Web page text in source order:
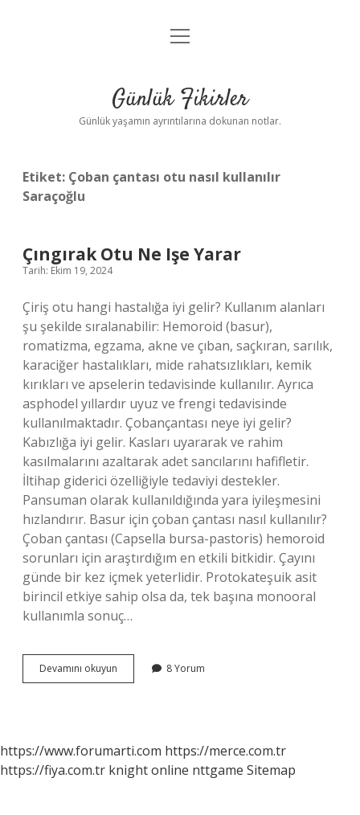
Anasayfa
Yasal Uyarı
menüyü
Günlük Fikirler
Günlük yaşamın ayrıntılarına dokunan notlar.
Etiket: Çoban çantası otu nasıl kullanılır
Saraçoğlu
Çıngırak Otu Ne Işe Yarar
Tarih: Ekim 19, 2024
Çiriş otu hangi hastalığa iyi gelir? Kullanım alanları
şu şekilde sıralanabilir: Hemoroid (basur),
romatizma, egzama, akne ve çıban, saçkıran, sarılık,
karaciğer hastalıkları, mide rahatsızlıkları, kemik
kırıkları ve apselerin tedavisinde kullanılır. Ayrıca
asphodel yıllardır uyuz ve frengi tedavisinde
kullanılmaktadır. Çobançantası neye iyi gelir?
Kabızlığa iyi gelir. Kasları uyararak ve rahim
kasılmalarını azaltarak adet sancılarını hafifletir.
İltihap giderici özelliğiyle tedaviyi destekler.
Pansuman olarak kullanıldığında yara iyileşmesini
hızlandırır. Basur için çoban çantası nasıl kullanılır?
Çoban çantası (Capsella bursa-pastoris) hemoroid
sorunları için araştırdığım en etkili bitkidir. Çayını
günde bir kez içmek yeterlidir. Protokateşuik asit
birincil etkiye sahip olsa da, tek başına monooral
kullanımla sonuç…
Devamını okuyun Çıngırak
Otu
8 Yorum
https://www.forumarti.com https://merce.com.tr
https://fiya.com.tr knight online nttgame Sitemap